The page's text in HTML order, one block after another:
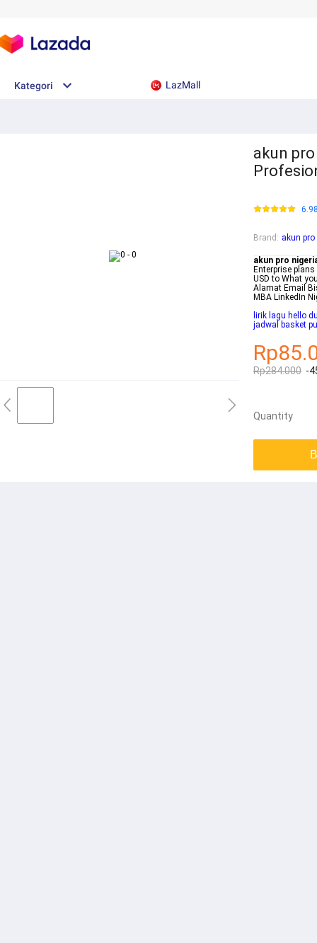
Kategori LazMall
akun
Brand : akun
akun pro
Enterprise
USD to What
Alamat Email
MBA LinkedIn
lirik lagu hello
jadwal basket
Rp284.000 -
Quantity